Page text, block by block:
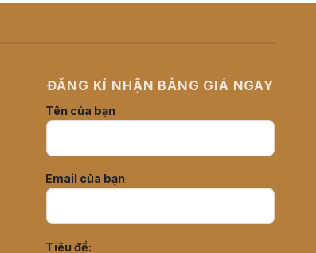
ĐĂNG KÍ NHẬN BẢNG GIÁ NGAY
Tên của bạn
Email của bạn
Tiêu đề: